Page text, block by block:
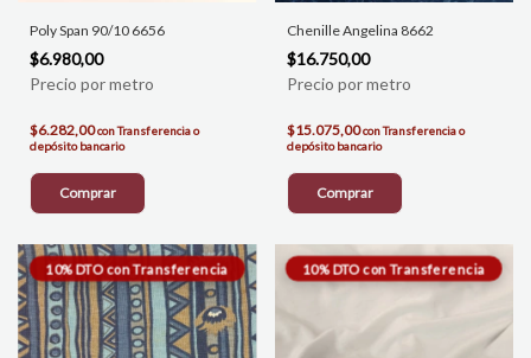
Poly Span 90/10 6656
$6.980,00
$6.282,00conTransferencia o
depósito bancario
Comprar
Chenille Angelina 8662
$16.750,00
$15.075,00conTransferencia o
depósito bancario
Comprar